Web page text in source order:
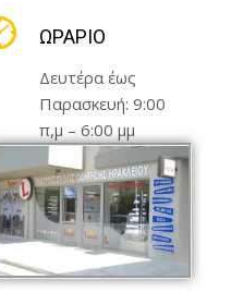
ΩΡΆΡΙΟ
Δευτέρα έως
Παρασκευή: 9:00
π,μ – 6:00 μμ